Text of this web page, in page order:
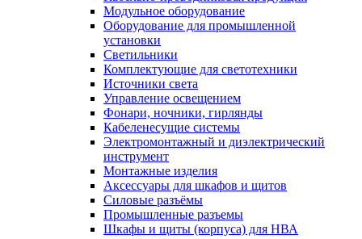
Модульное оборудование
Оборудование для промышленной
установки
Светильники
Комплектующие для светотехники
Источники света
Управление освещением
Фонари, ночники, гирлянды
Кабеленесущие системы
Электромонтажный и диэлектрический
инструмент
Монтажные изделия
Аксессуары для шкафов и щитов
Силовые разъёмы
Промышленные разъемы
Шкафы и щиты (корпуса) для НВА